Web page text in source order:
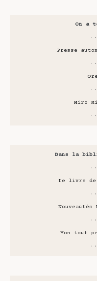
On a
Presse
Miro
Dans la
Le livre de
Nouveautés
Mon tout